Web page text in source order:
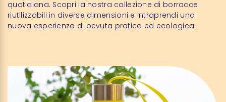
quotidiana. Scopri la nostra collezione di borracce
riutilizzabili in diverse dimensioni e intraprendi una
nuova esperienza di bevuta pratica ed ecologica.